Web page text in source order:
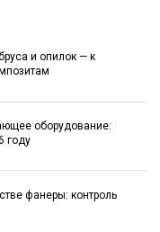
и опилок — к
оборудование:
году
фанеры: контроль